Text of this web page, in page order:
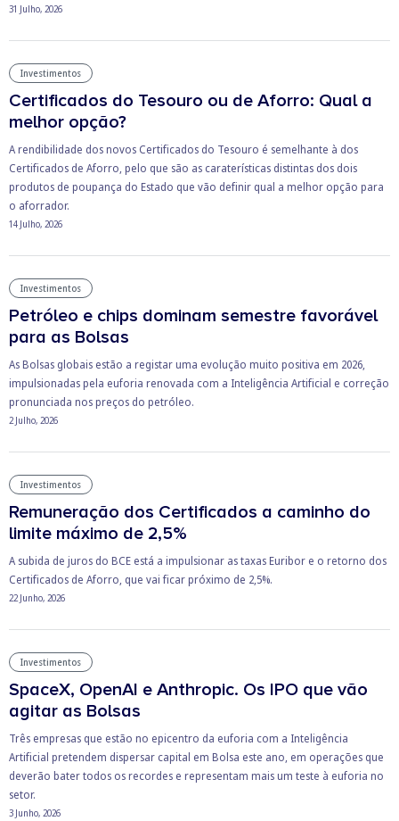
31 Julho, 2026
Investimentos
Certificados do Tesouro ou de Aforro: Qual a
melhor opção?
A rendibilidade dos novos Certificados do Tesouro é semelhante à dos
Certificados de Aforro, pelo que são as caraterísticas distintas dos dois
produtos de poupança do Estado que vão definir qual a melhor opção para
o aforrador.
14 Julho, 2026
Investimentos
Petróleo e chips dominam semestre favorável
para as Bolsas
As Bolsas globais estão a registar uma evolução muito positiva em 2026,
impulsionadas pela euforia renovada com a Inteligência Artificial e correção
pronunciada nos preços do petróleo.
2 Julho, 2026
Investimentos
Remuneração dos Certificados a caminho do
limite máximo de 2,5%
A subida de juros do BCE está a impulsionar as taxas Euribor e o retorno dos
Certificados de Aforro, que vai ficar próximo de 2,5%.
22 Junho, 2026
Investimentos
SpaceX, OpenAI e Anthropic. Os IPO que vão
agitar as Bolsas
Três empresas que estão no epicentro da euforia com a Inteligência
Artificial pretendem dispersar capital em Bolsa este ano, em operações que
deverão bater todos os recordes e representam mais um teste à euforia no
setor.
3 Junho, 2026